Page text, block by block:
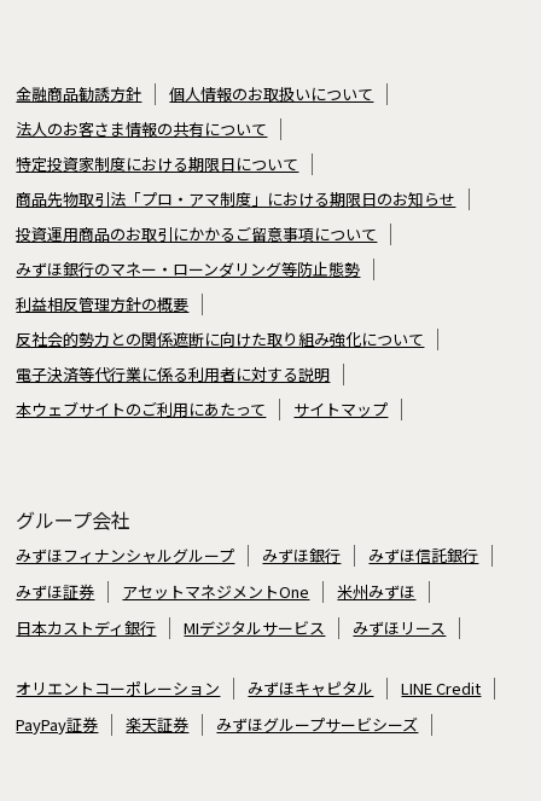
金融商品勧誘方針
個人情報のお取扱いについて
法人のお客さま情報の共有について
特定投資家制度における期限日について
商品先物取引法「プロ・アマ制度」における期限日のお知らせ
投資運用商品のお取引にかかるご留意事項について
みずほ銀行のマネー・ローンダリング等防止態勢
利益相反管理方針の概要
反社会的勢力との関係遮断に向けた取り組み強化について
電子決済等代行業に係る利用者に対する説明
本ウェブサイトのご利用にあたって
サイトマップ
グループ会社
みずほフィナンシャルグループ みずほ銀行
みずほ信託銀行
みずほ証券
アセットマネジメントOne
米州みずほ
日本カストディ銀行
MIデジタルサービス みずほリース
オリエントコーポレーション みずほキャピタル
LINE Credit
PayPay証券
楽天証券 みずほグループサービシーズ